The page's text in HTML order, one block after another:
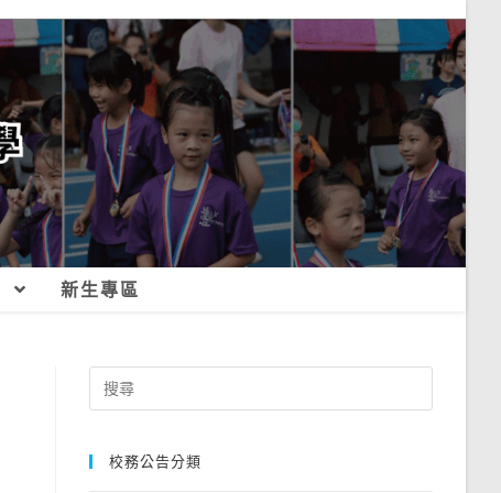
新生專區
Search
for:
校務公告分類